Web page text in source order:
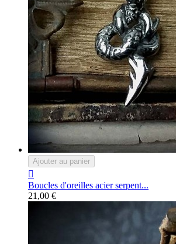
Ajouter au panier

Boucles d'oreilles acier serpent...
21,00 €